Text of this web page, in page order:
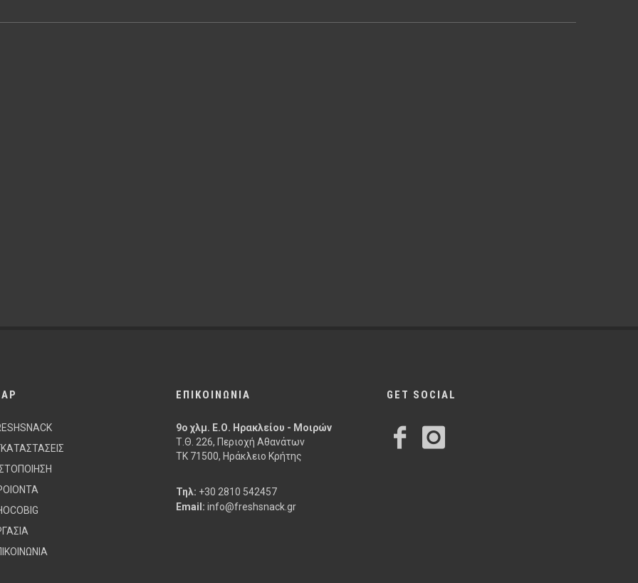
ΕΠΙΚΟΙΝΩΝΙΑ
9ο χλμ. Ε.Ο. Ηρακλείου - Μοιρών
Τ.Θ. 226, Περιοχή Αθανάτων
ΤΚ 71500, Ηράκλειο Κρήτης
Τηλ: +30 2810 542457
Email: info@freshsnack.gr
GET SOCIAL